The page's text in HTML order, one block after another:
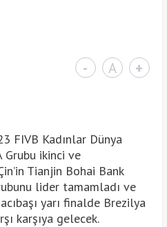
- A +
FIVB Kadınlar Dünya
Grubu ikinci ve
Tianjin Bohai Bank
lider tamamladı ve
yarı finalde Brezilya
karşıya gelecek.